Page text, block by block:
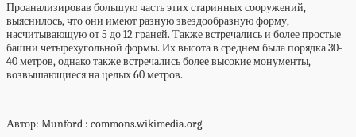
Проанализировав большую часть этих старинных сооружений,
выяснилось, что они имеют разную звездообразную форму,
насчитывающую от 5 до 12 граней. Также встречались и более простые
башни четырехугольной формы. Их высота в среднем была порядка 30-
40 метров, однако также встречались более высокие монументы,
возвышающиеся на целых 60 метров.
Автор: Munford : commons.wikimedia.org